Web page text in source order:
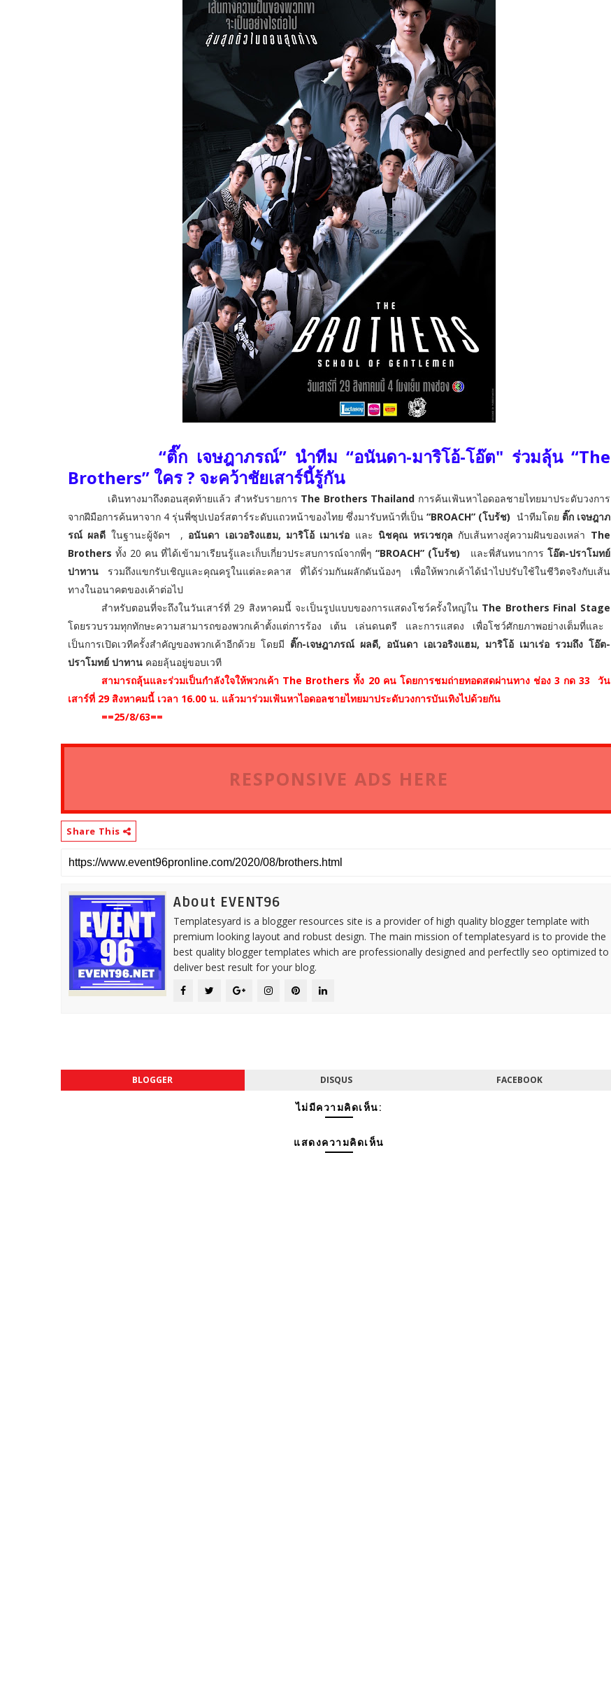
“ติ๊ก เจษฎาภรณ์” นำทีม “อนันดา-มาริโอ้-โอ๊ต" ร่วมลุ้น “The
Brothers” ใคร? จะคว้าชัยเสาร์นี้รู้กัน
เดินทางมาถึงตอนสุดท้ายแล้ว สำหรับรายการ The Brothers Thailand การค้นเฟ้นหาไอดอลชายไทยมาประดับวงการ
จากฝีมือการค้นหาจาก 4 รุ่นพี่ซุปเปอร์สตาร์ระดับแถวหน้าของไทย ซึ่งมารับหน้าที่เป็น “BROACH” (โบร้ช) นำทีมโดย ติ๊ก เจษฎาภ
รณ์ ผลดี ในฐานะผู้จัดฯ , อนันดา เอเวอริงแฮม, มาริโอ้ เมาเร่อ และ นิชคุณ หรเวชกุล กับเส้นทางสู่ความฝันของเหล่า The
Brothers ทั้ง 20 คน ที่ได้เข้ามาเรียนรู้และเก็บเกี่ยวประสบการณ์จากพี่ๆ“BROACH” (โบร้ช) และพี่สันทนาการ โอ๊ต-ปราโมทย์
ปาทาน รวมถึงแขกรับเชิญและคุณครูในแต่ละคลาส ที่ได้ร่วมกันผลักดันน้องๆ เพื่อให้พวกเค้าได้นำไปปรับใช้ในชีวิตจริงกับเส้น
ทางในอนาคตของเค้าต่อไป
สำหรับตอนที่จะถึงในวันเสาร์ที่ 29 สิงหาคมนี้ จะเป็นรูปแบบของการแสดงโชว์ครั้งใหญ่ใน The Brothers Final Stage
โดยรวบรวมทุกทักษะความสามารถของพวกเค้าตั้งแต่การร้อง เต้น เล่นดนตรี และการแสดง เพื่อโชว์ศักยภาพอย่างเต็มที่และ
เป็นการเปิดเวทีครั้งสำคัญของพวกเค้าอีกด้วย โดยมี ติ๊ก-เจษฎาภรณ์ ผลดี, อนันดา เอเวอริงแฮม, มาริโอ้ เมาเร่อ รวมถึง โอ๊ต-
ปราโมทย์ ปาทาน คอยลุ้นอยู่ขอบเวที
สามารถลุ้นและร่วมเป็นกำลังใจให้พวกเค้า The Brothersทั้ง 20 คน โดยการชมถ่ายทอดสดผ่านทาง ช่อง 3 กด 33
วัน
เสาร์ที่ 29 สิงหาคมนี้ เวลา 16.00 น. แล้วมาร่วมเฟ้นหาไอดอลชายไทยมาประดับวงการบันเทิงไปด้วยกัน
==25/8/63==
RESPONSIVE ADS HERE
Share This
About EVENT96
Templatesyard is a blogger resources site is a provider of high quality blogger template with
premium looking layout and robust design. The main mission of templatesyard is to provide the
best quality blogger templates which are professionally designed and perfectlly seo optimized to
deliver best result for your blog.
BLOGGER DISQUS FACEBOOK
ไม่มีความคิดเห็น:
แสดงความคิดเห็น